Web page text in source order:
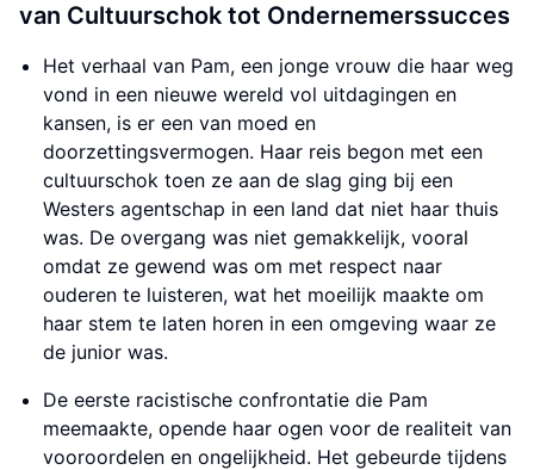
van Cultuurschok tot Ondernemerssucces
Het verhaal van Pam, een jonge vrouw die haar weg
vond in een nieuwe wereld vol uitdagingen en
kansen, is er een van moed en
doorzettingsvermogen. Haar reis begon met een
cultuurschok toen ze aan de slag ging bij een
Westers agentschap in een land dat niet haar thuis
was. De overgang was niet gemakkelijk, vooral
omdat ze gewend was om met respect naar
ouderen te luisteren, wat het moeilijk maakte om
haar stem te laten horen in een omgeving waar ze
de junior was.
De eerste racistische confrontatie die Pam
meemaakte, opende haar ogen voor de realiteit van
vooroordelen en ongelijkheid. Het gebeurde tijdens